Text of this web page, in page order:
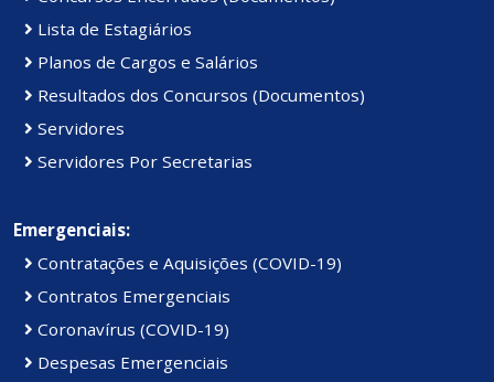
Lista de Estagiários
Planos de Cargos e Salários
Resultados dos Concursos (Documentos)
Servidores
Servidores Por Secretarias
Emergenciais:
Contratações e Aquisições (COVID-19)
Contratos Emergenciais
Coronavírus (COVID-19)
Despesas Emergenciais